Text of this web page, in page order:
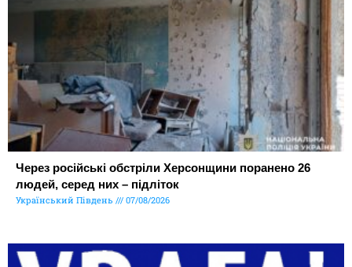
Через російські обстріли Херсонщини поранено 26
людей, серед них – підліток
Український Південь 07/08/2026